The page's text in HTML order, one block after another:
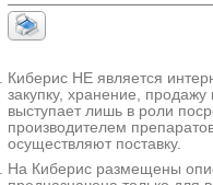
Deka Medical в
Москва; Шмитовский пр-д,
Кураре-Хиругия в
Москва; Полесский пр-д, д.
+7(499..показать
Киберис НЕ является
закупку, хранение, продажу
выступает лишь в роли
производителем
осуществляют поставку.
На Киберис размещены